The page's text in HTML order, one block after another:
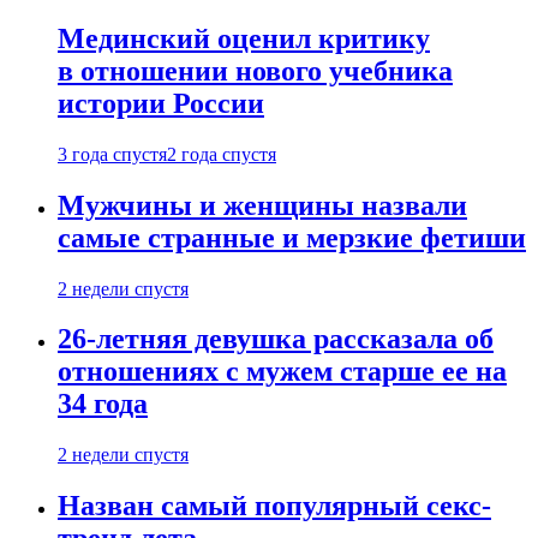
Мединский оценил критику
в отношении нового учебника
истории России
3 года спустя2 года спустя
Мужчины и женщины назвали
самые странные и мерзкие фетиши
2 недели спустя
26-летняя девушка рассказала об
отношениях с мужем старше ее на
34 года
2 недели спустя
Назван самый популярный секс-